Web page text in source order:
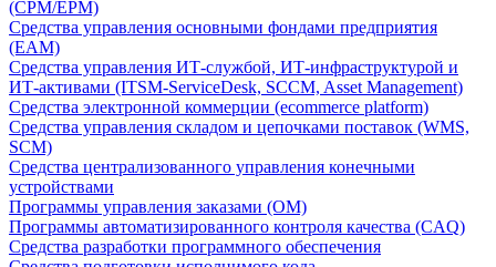
(CPM/EPM)
Средства управления основными фондами предприятия
(EAM)
Средства управления ИТ-службой, ИТ-инфраструктурой и
ИТ-активами (ITSM-ServiceDesk, SCCM, Asset Management)
Средства электронной коммерции (ecommerce platform)
Средства управления складом и цепочками поставок (WMS,
SCM)
Средства централизованного управления конечными
устройствами
Программы управления заказами (OM)
Программы автоматизированного контроля качества (CAQ)
Средства разработки программного обеспечения